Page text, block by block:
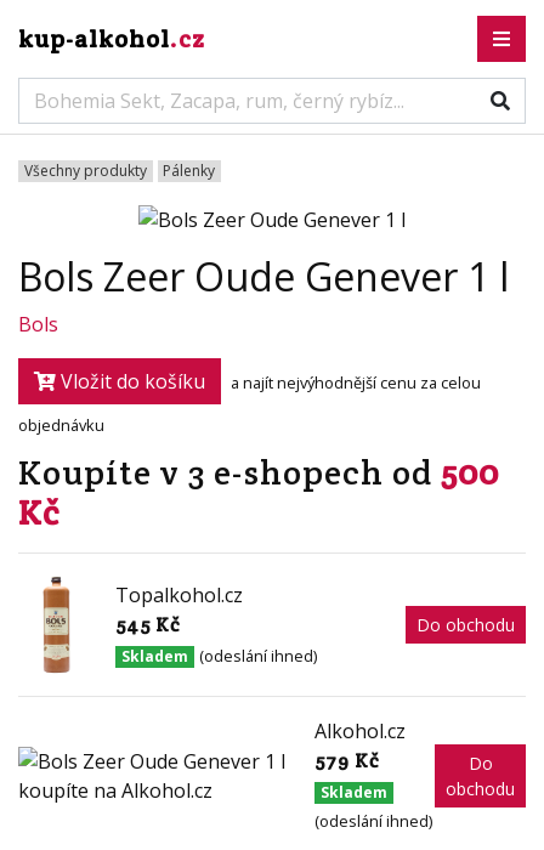
kup-alkohol.cz
Všechny produkty Pálenky
Bols Zeer Oude Genever 1 l
Bols
Vložit do košíku
a najít nejvýhodnější cenu za celou
objednávku
Koupíte v 3 e-shopech od 500
Kč
Topalkohol.cz
545 Kč
Skladem (odeslání ihned)
Do obchodu
Alkohol.cz
579 Kč
Skladem
(odeslání ihned)
Do
obchodu